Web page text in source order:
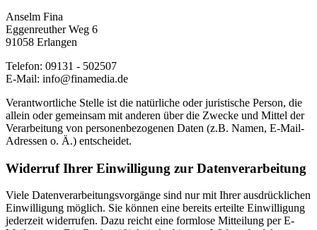
Anselm Fina
Eggenreuther Weg 6
91058 Erlangen
Telefon: 09131 - 502507
E-Mail: info@finamedia.de
Verantwortliche Stelle ist die natürliche oder juristische Person, die
allein oder gemeinsam mit anderen über die Zwecke und Mittel der
Verarbeitung von personenbezogenen Daten (z.B. Namen, E-Mail-
Adressen o. Ä.) entscheidet.
Widerruf Ihrer Einwilligung zur Datenverarbeitung
Viele Datenverarbeitungsvorgänge sind nur mit Ihrer ausdrücklichen
Einwilligung möglich. Sie können eine bereits erteilte Einwilligung
jederzeit widerrufen. Dazu reicht eine formlose Mitteilung per E-